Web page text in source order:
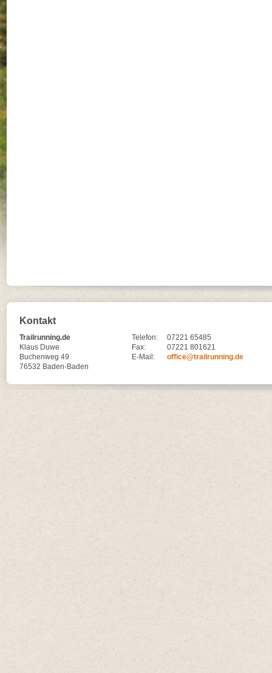
Kontakt
Trailrunning.de
Klaus Duwe
Buchenweg 49
76532 Baden-Baden
Telefon:
07221 65485
Fax:
07221 801621
E-Mail:
office@trailrunning.de